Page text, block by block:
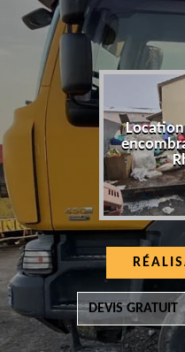
benne 67
DEVIS GRATUIT